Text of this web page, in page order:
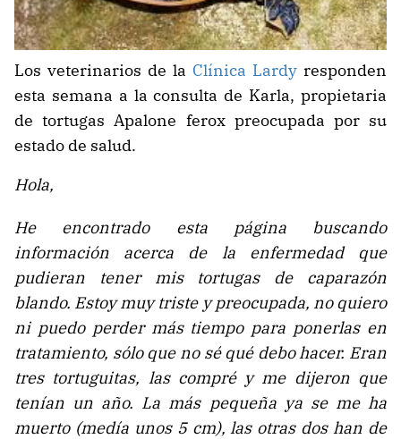
Los veterinarios de la Clínica Lardy responden
esta semana a la consulta de Karla, propietaria
de tortugas Apalone ferox preocupada por su
estado de salud.
Hola,
He encontrado esta página buscando
información acerca de la enfermedad que
pudieran tener mis tortugas de caparazón
blando. Estoy muy triste y preocupada, no quiero
ni puedo perder más tiempo para ponerlas en
tratamiento, sólo que no sé qué debo hacer. Eran
tres tortuguitas, las compré y me dijeron que
tenían un año. La más pequeña ya se me ha
muerto (medía unos 5 cm), las otras dos han de